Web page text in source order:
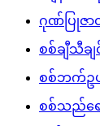
ဂုဏ်ပြုဇာ
စစ်ချီသီချ
စစ်ဘက်ဥ
စစ်သည်ရေ